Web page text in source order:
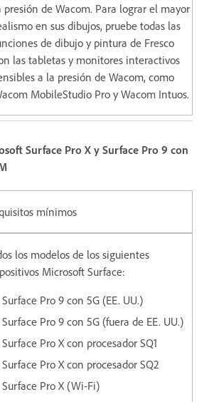
presión de Wacom. Para lograr el mayor
en sus dibujos, pruebe todas las
de dibujo y pintura de Fresco
las tabletas y monitores interactivos
a la presión de Wacom, como
MobileStudio Pro y Wacom Intuos.
Surface Pro X y Surface Pro 9 con
mínimos
los modelos de los siguientes
Microsoft Surface:
Surface Pro 9 con 5G (EE. UU.)
Surface Pro 9 con 5G (fuera de EE. UU.)
Surface Pro X con procesador SQ1
Surface Pro X con procesador SQ2
Surface Pro X (Wi-Fi)